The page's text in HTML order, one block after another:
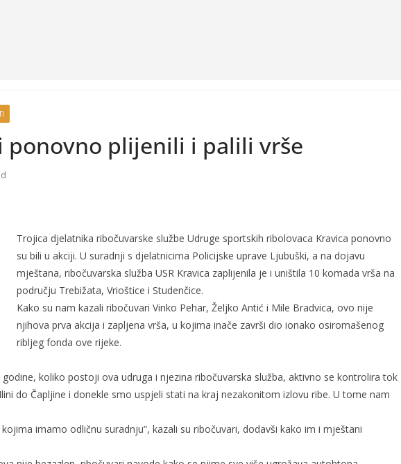
ponovno plijenili i palili vrše
Li
Trojica djelatnika ribočuvarske službe Udruge sportskih ribolovaca Kravica ponovno
su bili u akciji. U suradnji s djelatnicima Policijske uprave Ljubuški, a na dojavu
mještana, ribočuvarska služba USR Kravica zaplijenila je i uništila 10 komada vrša na
području Trebižata, Vrioštice i Studenčice.
Kako su nam kazali ribočuvari Vinko Pehar, Željko Antić i Mile Bradvica, ovo nije
njihova prva akcija i zapljena vrša, u kojima inače završi dio ionako osiromašenog
ribljeg fonda ove rijeke.
koliko postoji ova udruga i njezina ribočuvarska služba, aktivno se kontrolira tok
do Čapljine i donekle smo uspjeli stati na kraj nezakonitom izlovu ribe. U tome nam
imamo odličnu suradnju”, kazali su ribočuvari, dodavši kako im i mještani